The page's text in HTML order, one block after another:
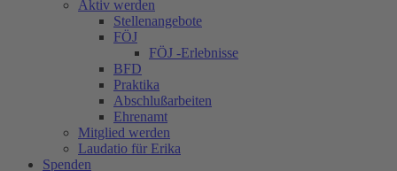
Aktiv werden
Stellenangebote
FÖJ
FÖJ -Erlebnisse
BFD
Praktika
Abschlußarbeiten
Ehrenamt
Mitglied werden
Laudatio für Erika
Spenden